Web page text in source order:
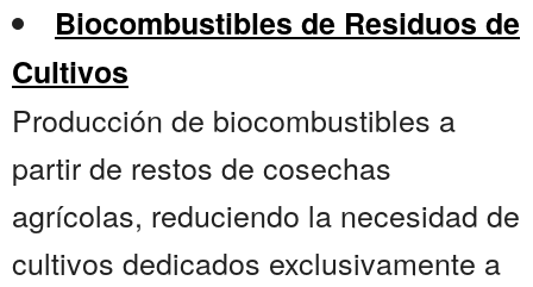
Biocombustibles de Residuos de
Cultivos
Producción de biocombustibles a
partir de restos de cosechas
agrícolas, reduciendo la necesidad de
cultivos dedicados exclusivamente a